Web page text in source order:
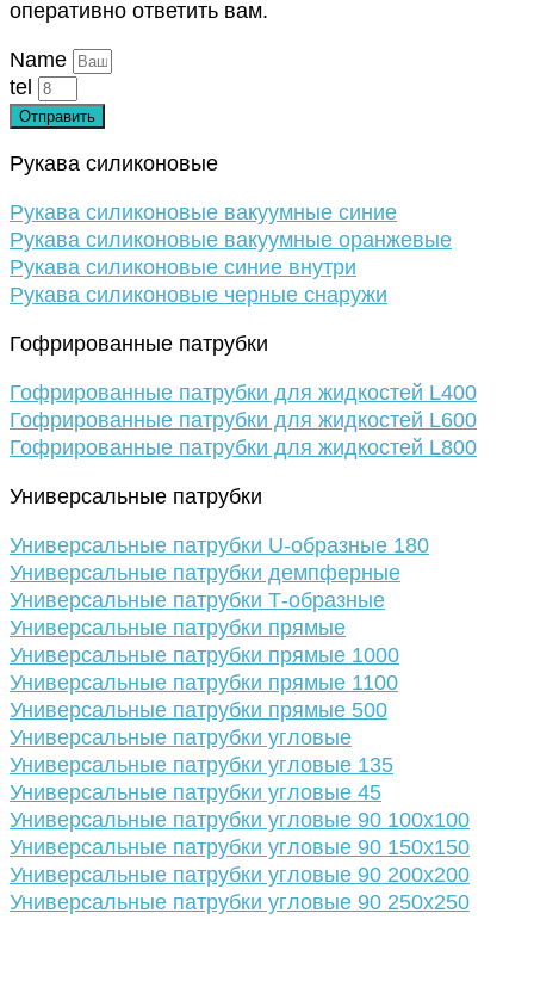
оперативно ответить вам.
Name
tel
Отправить
Рукава силиконовые
Рукава силиконовые вакуумные синие
Рукава силиконовые вакуумные оранжевые
Рукава силиконовые синие внутри
Рукава силиконовые черные снаружи
Гофрированные патрубки
Гофрированные патрубки для жидкостей L400
Гофрированные патрубки для жидкостей L600
Гофрированные патрубки для жидкостей L800
Универсальные патрубки
Универсальные патрубки U-образные 180
Универсальные патрубки демпферные
Универсальные патрубки Т-образные
Универсальные патрубки прямые
Универсальные патрубки прямые 1000
Универсальные патрубки прямые 1100
Универсальные патрубки прямые 500
Универсальные патрубки угловые
Универсальные патрубки угловые 135
Универсальные патрубки угловые 45
Универсальные патрубки угловые 90 100х100
Универсальные патрубки угловые 90 150х150
Универсальные патрубки угловые 90 200х200
Универсальные патрубки угловые 90 250х250